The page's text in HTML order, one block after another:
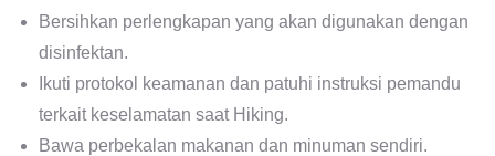
Bersihkan perlengkapan yang akan digunakan dengan
disinfektan.
Ikuti protokol keamanan dan patuhi instruksi pemandu
terkait keselamatan saat Hiking.
Bawa perbekalan makanan dan minuman sendiri.